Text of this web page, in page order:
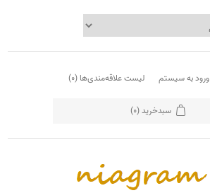
ورود به سیستم لیست علاقه‌مندی‌ها (0)
سبدخرید(0)